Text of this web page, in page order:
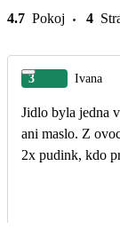
4.7 Pokoj 4
3 Ivana
Jidlo byla jedna
ani maslo. Z ovoce byly na konci
2x pudink, kdo